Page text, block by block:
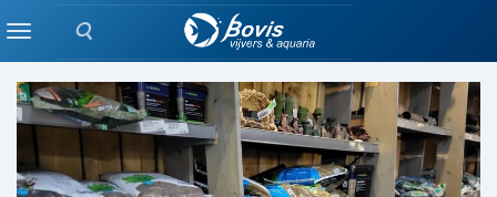
Zoeken
MenuGROND / GRIND